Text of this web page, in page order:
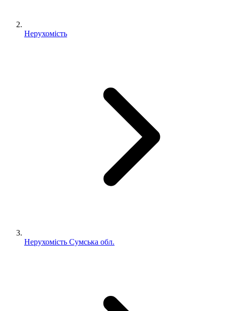
Нерухомість
Нерухомість Сумська обл.